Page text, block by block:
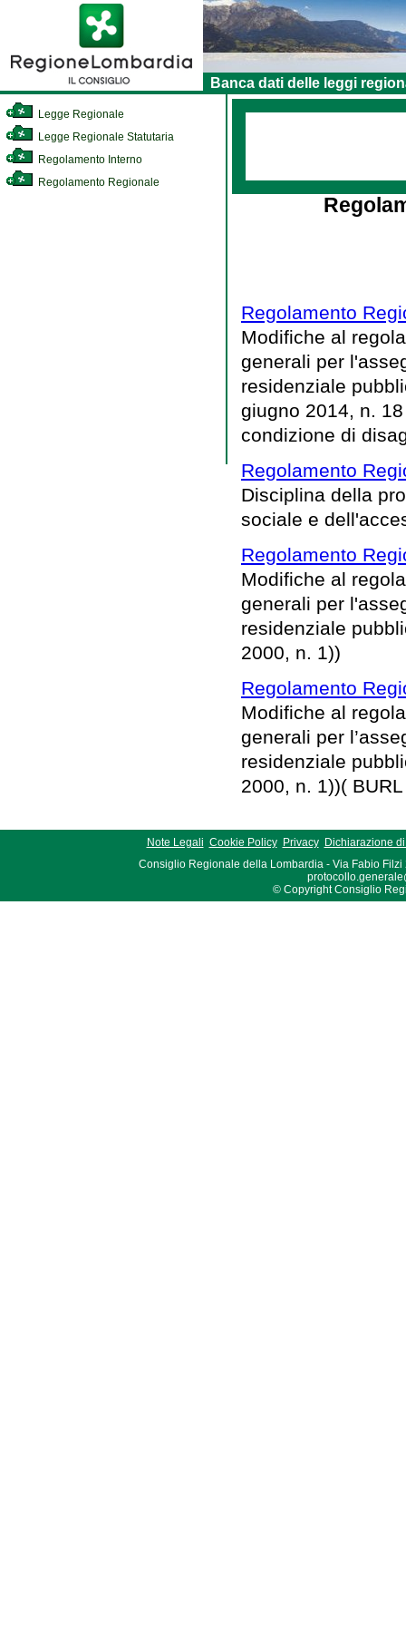
Banca dati delle leggi
Legge Regionale
Legge Regionale Statutaria
Regolamento Interno
Regolamento Regionale
Regolamento
Modifiche al
generali per
residenziale
giugno 2014, n.
condizione di
Regolamento
Disciplina della
sociale e
Regolamento
Modifiche al
generali per
residenziale
2000, n. 1))
Regolamento
Modifiche al
generali per
residenziale
2000, n. 1))(
Note Legali Cookie Policy Privacy
Dichiarazione
Consiglio Regionale della Lombardia - Via Fabio Filzi
© Copyright Consiglio